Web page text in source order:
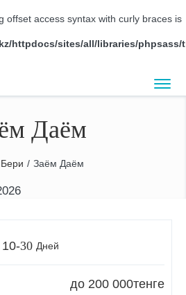
offset access syntax with curly braces is
httpdocs/sites/all/libraries/phpsass/
Даём
/ Заём Даём
10-30 Дней
до 200 000тенге